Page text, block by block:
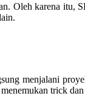
Oleh karena
menjalani
trick